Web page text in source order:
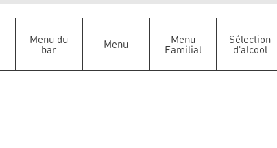
Menu du
bar Menu Menu
Familial
Sélection
d'alcool